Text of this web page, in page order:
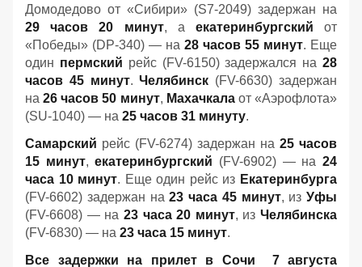
Домодедово от «Сибири» (S7-2049) задержан на
29 часов 20 минут, а екатеринбургский от
«Победы» (DP-340) — на 28 часов 55 минут. Еще
один пермский рейс (FV-6150) задержался на28
часов 45 минут.Челябинск (FV-6630) задержан
на26 часов 50 минут, Махачкалаот «Аэрофлота»
(SU-1040) — на 25 часов 31 минуту.
Самарский рейс (FV-6274) задержан на 25 часов
15 минут,екатеринбургский (FV-6902) — на24
часа 10 минут. Еще один рейс из Екатеринбурга
(FV-6602) задержан на23 часа 45 минут, из Уфы
(FV-6608) — на 23 часа 20 минут, из Челябинска
(FV-6830) — на 23 часа 15 минут.
Все задержки на прилет в Сочи 7 августа